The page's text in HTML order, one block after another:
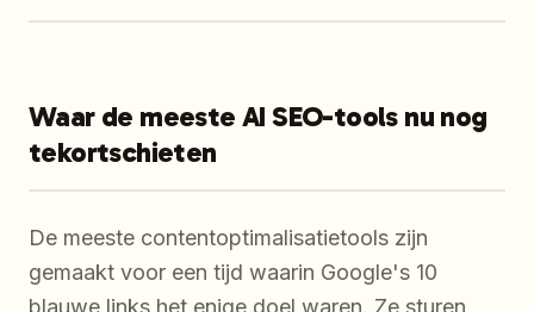
Waar de meeste AI SEO-tools nu nog
tekortschieten
De meeste contentoptimalisatietools zijn
gemaakt voor een tijd waarin Google's 10
blauwe links het enige doel waren. Ze sturen